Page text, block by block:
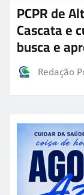
PCPR de
Cascata e
busca e
Redação